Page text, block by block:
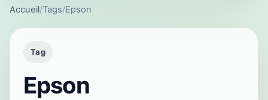
Accueil/Tags/Epson
Tag
Epson